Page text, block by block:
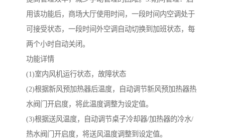
用该功能后，商场大厅使用时间，一段时间内空调处于
可接受状态，一段时间外空调自动切换到加班状态，每
两个小时自动关闭。
功能详情
(1)室内风机运行状态，故障状态
(2)根据新风预加热器后温度，自动调节新风预加热器热
水阀门开启度，将此温度调整为设定值。
(3)根据送风温度，自动调节桌子冷却器/加热器的冷水/
热水阀门开启度，将送风温度调整到设定值。